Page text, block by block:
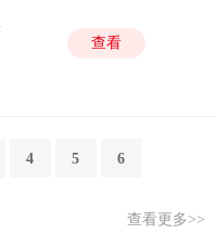
查看
4 5 6
查看更多>>